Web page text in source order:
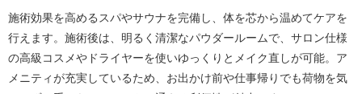
施術効果を高めるスパやサウナを完備し、体を芯から温めてケアを
行えます。施術後は、明るく清潔なパウダールームで、サロン仕様
の高級コスメやドライヤーを使いゆっくりとメイク直しが可能。ア
メニティが充実しているため、お出かけ前や仕事帰りでも荷物を気